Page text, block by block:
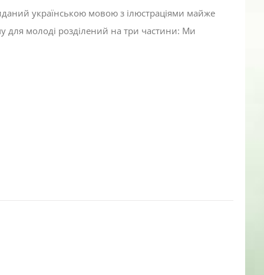
українською мовою з ілюстраціями майже
для молоді розділений на три частини: Ми